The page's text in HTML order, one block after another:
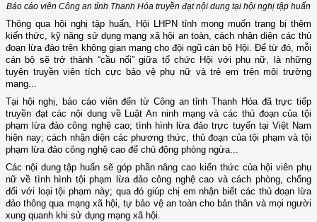
Báo cáo viên Công an tỉnh Thanh Hóa truyền đạt nội dung tại hội nghị tập huấn
Thông qua hội nghị tập huấn, Hội LHPN tỉnh mong muốn trang bị thêm
kiến thức, kỹ năng sử dụng mạng xã hội an toàn, cách nhận diện các thủ
đoạn lừa đảo trên không gian mạng cho đội ngũ cán bộ Hội. Để từ đó, mỗi
cán bộ sẽ trở thành “cầu nối” giữa tổ chức Hội với phụ nữ, là những
tuyên truyền viên tích cực bảo vệ phụ nữ và trẻ em trên môi trường
mạng...
Tại hội nghị, báo cáo viênđến từ Công an tỉnh Thanh Hóa đã trực tiếp
truyền đạt các nội dung về Luật An ninh mạng và các thủ đoạn của tội
phạm lừa đảo công nghệ cao; tình hình lừa đảo trực tuyến tại Việt Nam
hiện nay; cách nhận diện các phương thức, thủ đoạn của tội phạm và tội
phạm lừa đảo công nghệ cao để chủ động phòng ngừa...
Các nội dung tập huấn sẽ góp phần nâng cao kiến thức của hội viên phụ
nữ về tình hình tội phạm lừa đảo công nghệ cao và cách phòng, chống
đối với loại tội phạm này; qua đó giúp chị em nhận biết các thủ đoạn lừa
đảo thông qua mạng xã hội, tự bảo vệ an toàn cho bản thân và mọi người
xung quanh khi sử dụng mạng xã hội.